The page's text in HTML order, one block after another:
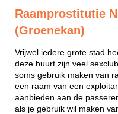
Raamprostitutie
(Groenekan)
Vrijwel iedere grote stad
deze buurt zijn veel
soms gebruik maken van
een raam van een
aanbieden aan de
als je gebruik wil maken